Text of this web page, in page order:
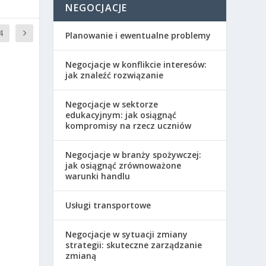
NEGOCJACJE
Planowanie i ewentualne problemy
Negocjacje w konflikcie interesów:
jak znaleźć rozwiązanie
Negocjacje w sektorze
edukacyjnym: jak osiągnąć
kompromisy na rzecz uczniów
Negocjacje w branży spożywczej:
jak osiągnąć zrównoważone
warunki handlu
Usługi transportowe
Negocjacje w sytuacji zmiany
strategii: skuteczne zarządzanie
zmianą